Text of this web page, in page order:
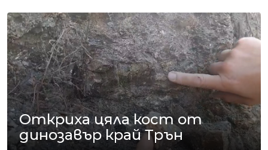
Откриха цяла кост от
динозавър край Трън